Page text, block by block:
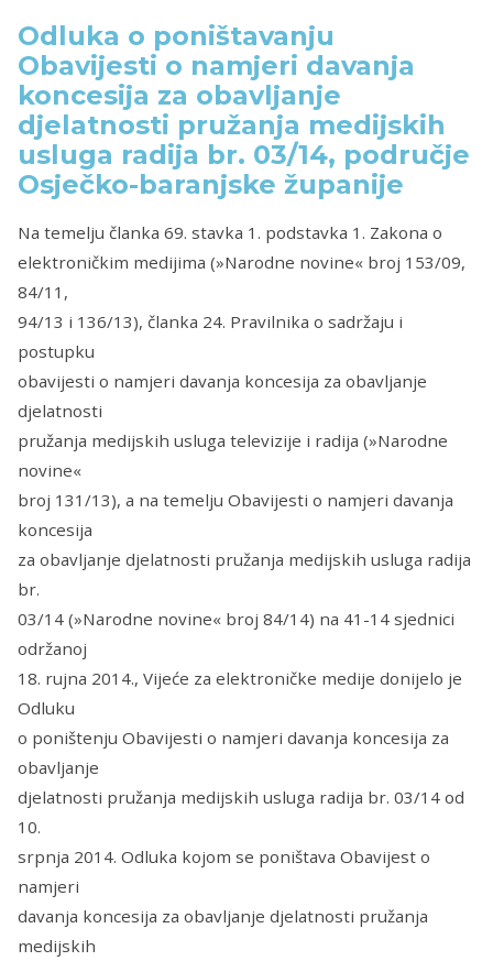
Odluka o poništavanju
Obavijesti o namjeri davanja
koncesija za obavljanje
djelatnosti pružanja medijskih
usluga radija br. 03/14, područje
Osječko-baranjske županije
Na temelju članka 69. stavka 1. podstavka 1. Zakona o
elektroničkim medijima (»Narodne novine« broj 153/09,
84/11,
94/13 i 136/13), članka 24. Pravilnika o sadržaju i
postupku
obavijesti o namjeri davanja koncesija za obavljanje
djelatnosti
pružanja medijskih usluga televizije i radija (»Narodne
novine«
broj 131/13), a na temelju Obavijesti o namjeri davanja
koncesija
za obavljanje djelatnosti pružanja medijskih usluga radija
br.
03/14 (»Narodne novine« broj 84/14) na 41-14 sjednici
održanoj
18. rujna 2014., Vijeće za elektroničke medije donijelo je
Odluku
o poništenju Obavijesti o namjeri davanja koncesija za
obavljanje
djelatnosti pružanja medijskih usluga radija br. 03/14 od
10.
srpnja 2014. Odluka kojom se poništava Obavijest o
namjeri
davanja koncesija za obavljanje djelatnosti pružanja
medijskih